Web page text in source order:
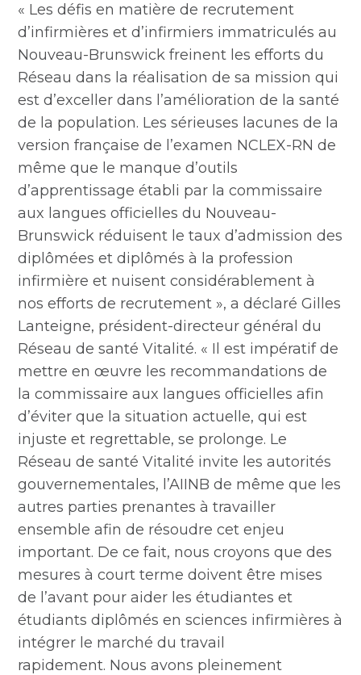
« Les défis en matière de recrutement
d’infirmières et d’infirmiers immatriculés au
Nouveau-Brunswick freinent les efforts du
Réseau dans la réalisation de sa mission qui
est d’exceller dans l’amélioration de la santé
de la population. Les sérieuses lacunes de la
version française de l’examen NCLEX-RN de
même que le manque d’outils
d’apprentissage établi par la commissaire
aux langues officielles du Nouveau-
Brunswick réduisent le taux d’admission des
diplômées et diplômés à la profession
infirmière et nuisent considérablement à
nos efforts de recrutement », a déclaré Gilles
Lanteigne, président-directeur général du
Réseau de santé Vitalité. « Il est impératif de
mettre en œuvre les recommandations de
la commissaire aux langues officielles afin
d’éviter que la situation actuelle, qui est
injuste et regrettable, se prolonge. Le
Réseau de santé Vitalité invite les autorités
gouvernementales, l’AIINB de même que les
autres parties prenantes à travailler
ensemble afin de résoudre cet enjeu
important. De ce fait, nous croyons que des
mesures à court terme doivent être mises
de l’avant pour aider les étudiantes et
étudiants diplômés en sciences infirmières à
intégrer le marché du travail
rapidement. Nous avons pleinement